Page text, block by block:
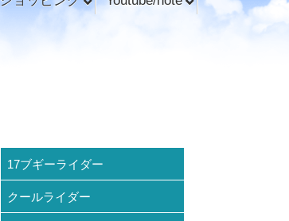
17ブギーライダー
クールライダー